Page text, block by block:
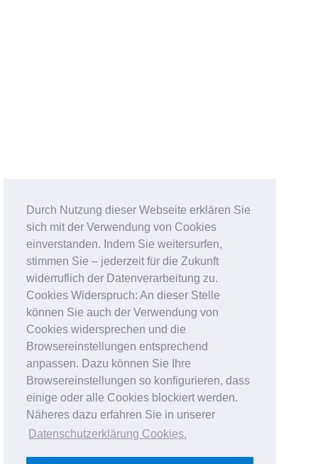
Durch Nutzung dieser Webseite erklären Sie
sich mit der Verwendung von Cookies
einverstanden. Indem Sie weitersurfen,
stimmen Sie – jederzeit für die Zukunft
widerruflich der Datenverarbeitung zu.
Cookies Widerspruch: An dieser Stelle
können Sie auch der Verwendung von
Cookies widersprechen und die
Browsereinstellungen entsprechend
anpassen. Dazu können Sie Ihre
Browsereinstellungen so konfigurieren, dass
einige oder alle Cookies blockiert werden.
Näheres dazu erfahren Sie in unserer
Datenschutzerklärung Cookies.